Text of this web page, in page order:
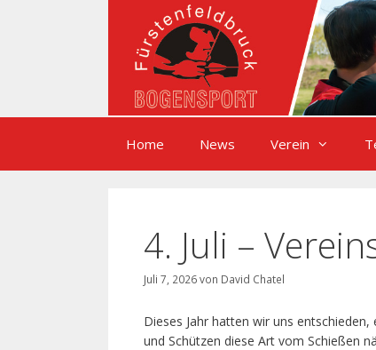
Home News Verein
4. Juli –
Juli 7, 2026von David Chatel
Dieses Jahr hatten wir uns
und Schützen diese Art vom Schießen